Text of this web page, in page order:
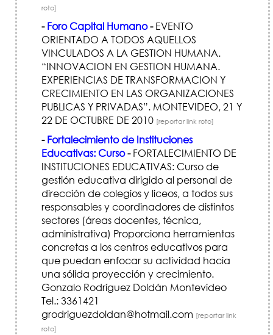
roto]
- Foro Capital Humano-EVENTO
ORIENTADO A TODOS AQUELLOS
VINCULADOS A LA GESTION HUMANA.
“INNOVACION EN GESTION HUMANA.
EXPERIENCIAS DE TRANSFORMACION Y
CRECIMIENTO EN LAS ORGANIZACIONES
PUBLICAS Y PRIVADAS”. MONTEVIDEO, 21 Y
22 DE OCTUBRE DE 2010 [reportar link roto]
- Fortalecimiento de Instituciones
Educativas: Curso-FORTALECIMIENTO DE
INSTITUCIONES EDUCATIVAS: Curso de
gestión educativa dirigido al personal de
dirección de colegios y liceos, a todos sus
responsables y coordinadores de distintos
sectores (áreas docentes, técnica,
administrativa) Proporciona herramientas
concretas a los centros educativos para
que puedan enfocar su actividad hacia
una sólida proyección y crecimiento.
Gonzalo Rodríguez Doldán Montevideo
Tel.: 3361421
grodriguezdoldan@hotmail.com [reportar link
roto]